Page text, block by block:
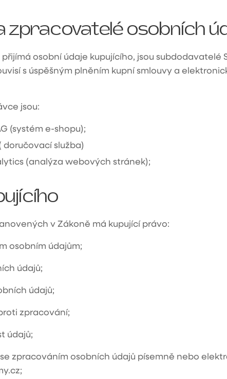
zpracovatelé osobních
osobní údaje kupujícího, jsou
s úspěšným plněním kupní smlouvy a
jsou:
(systém e-shopu);
doručovací služba)
(analýza webových stránek);
v Zákoně má kupující právo:
osobním údajům;
údajů;
údajů;
zpracování;
údajů;
zpracováním osobních údajů písemně nebo
;